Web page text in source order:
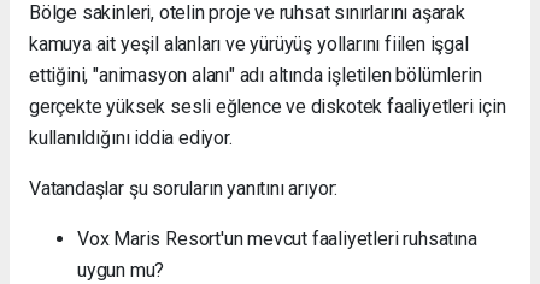
Bölge sakinleri, otelin proje ve ruhsat sınırlarını aşarak
kamuya ait yeşil alanları ve yürüyüş yollarını fiilen işgal
ettiğini, "animasyon alanı" adı altında işletilen bölümlerin
gerçekte yüksek sesli eğlence ve diskotek faaliyetleri için
kullanıldığını iddia ediyor.
Vatandaşlar şu soruların yanıtını arıyor:
Vox Maris Resort'un mevcut faaliyetleri ruhsatına
uygun mu?